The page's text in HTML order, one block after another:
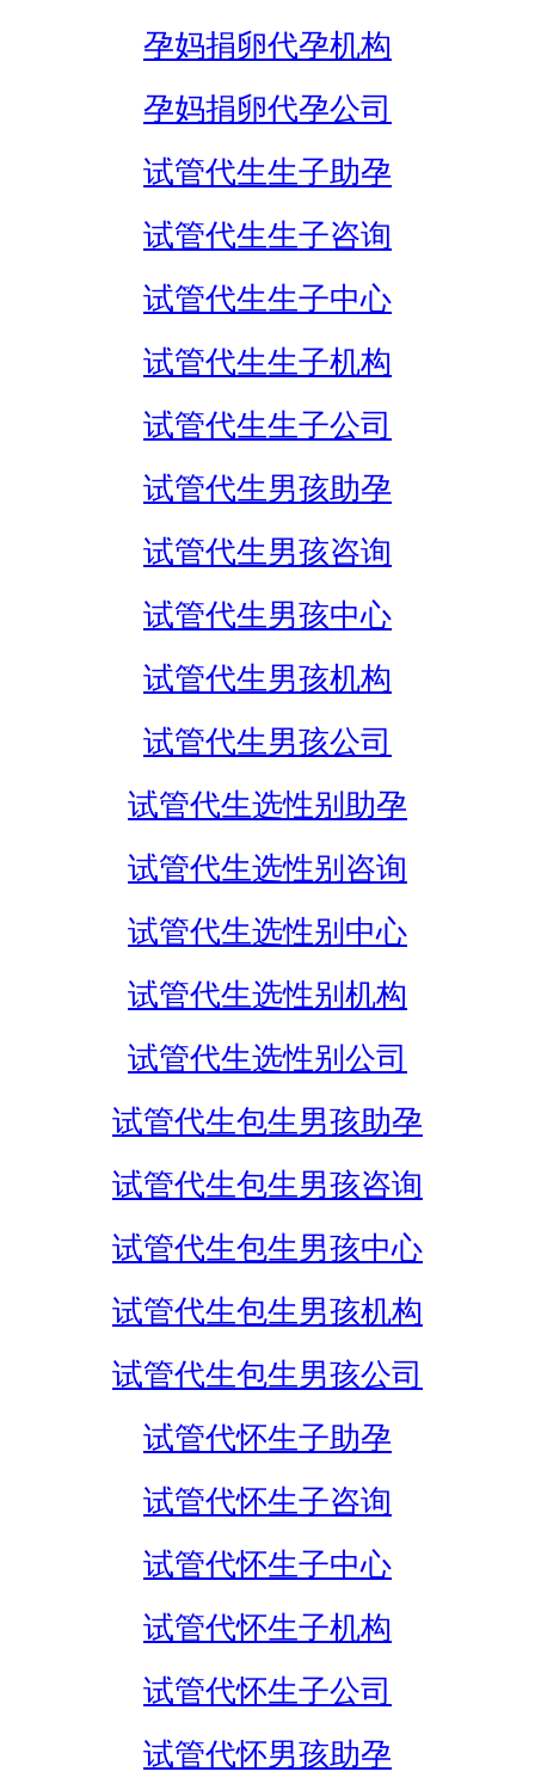
孕妈捐卵代孕机构
孕妈捐卵代孕公司
试管代生生子助孕
试管代生生子咨询
试管代生生子中心
试管代生生子机构
试管代生生子公司
试管代生男孩助孕
试管代生男孩咨询
试管代生男孩中心
试管代生男孩机构
试管代生男孩公司
试管代生选性别助孕
试管代生选性别咨询
试管代生选性别中心
试管代生选性别机构
试管代生选性别公司
试管代生包生男孩助孕
试管代生包生男孩咨询
试管代生包生男孩中心
试管代生包生男孩机构
试管代生包生男孩公司
试管代怀生子助孕
试管代怀生子咨询
试管代怀生子中心
试管代怀生子机构
试管代怀生子公司
试管代怀男孩助孕